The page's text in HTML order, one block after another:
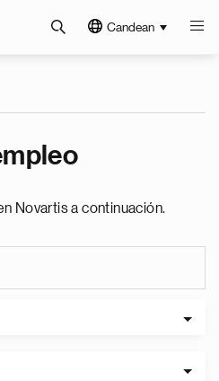
Candean
Novartis a continuación.